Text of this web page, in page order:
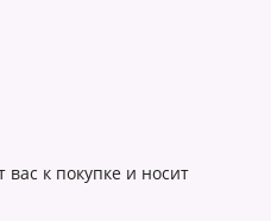
к покупке и носит